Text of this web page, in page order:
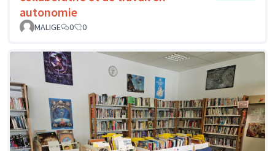
autonomie
MALIGE 0 0